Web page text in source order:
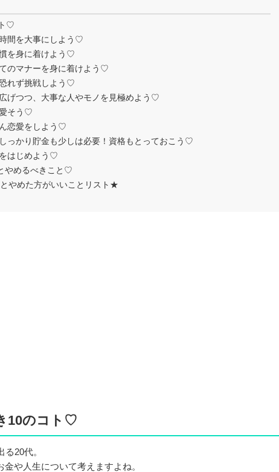
♡
間を大事にしよう♡
を身に着けよう♡
のマナーを身に着けよう♡
れず挑戦しよう♡
げつつ、大事な人やモノを見極めよう♡
そう♡
恋愛をしよう♡
っかり貯金も少しは必要！資格もとっておこう♡
はじめよう♡
やめるべきこと♡
やめた方がいいことリスト★
10のコト♡
20代。
や人生について考えますよね。